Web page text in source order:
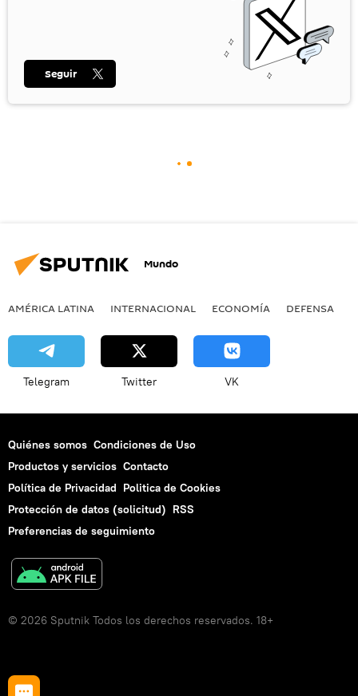
Seguir
Mundo
AMÉRICA LATINA INTERNACIONAL ECONOMÍA DEFENSA
Telegram Twitter VK
Quiénes somos Condiciones de Uso
Productos y servicios Contacto
Política de Privacidad Politica de Cookies
Protección de datos (solicitud) RSS
Preferencias de seguimiento
© 2026 Sputnik Todos los derechos reservados. 18+